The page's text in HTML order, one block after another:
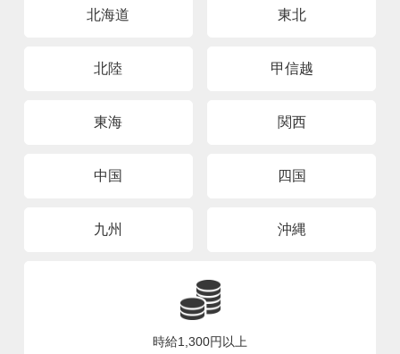
北海道 東北
北陸 甲信越
東海 関西
中国 四国
九州 沖縄
時給1,300円以上